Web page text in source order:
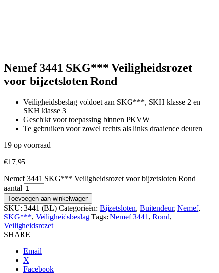
Nemef 3441 SKG*** Veiligheidsrozet
voor bijzetsloten Rond
Veiligheidsbeslag voldoet aan SKG***, SKH klasse 2 en
SKH klasse 3
Geschikt voor toepassing binnen PKVW
Te gebruiken voor zowel rechts als links draaiende deuren
19 op voorraad
€17,95
Nemef 3441 SKG*** Veiligheidsrozet voor bijzetsloten Rond
aantal
Toevoegen aan winkelwagen
SKU: 3441 (BL) Categorieën: Bijzetsloten, Buitendeur, Nemef,
SKG***, Veiligheidsbeslag Tags: Nemef 3441 , Rond,
Veiligheidsrozet
SHARE
Email
X
Facebook